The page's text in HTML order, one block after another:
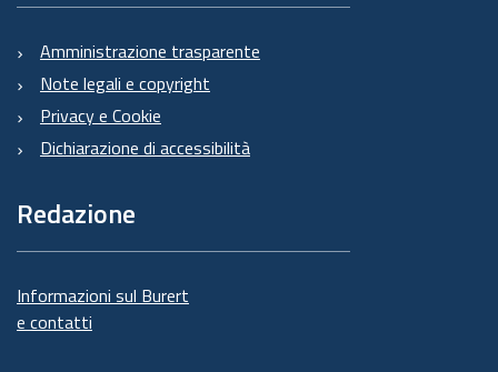
Amministrazione trasparente
Note legali e copyright
Privacy e Cookie
Dichiarazione di accessibilità
Redazione
Informazioni sul Burert
e contatti